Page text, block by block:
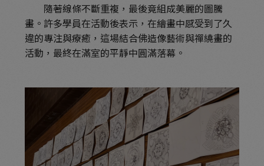
隨著線條不斷重複，最後竟組成美麗的圖騰
畫。許多學員在活動後表示，在繪畫中感受到了久
違的專注與療癒，這場結合佛造像藝術與禪繞畫的
活動，最終在滿室的平靜中圓滿落幕。